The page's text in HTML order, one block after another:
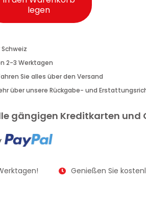
legen
2-3 Werktagen
Sie alles über den Versand
über unsere Rückgabe- und
gängigen Kreditkarten und
Genießen Sie